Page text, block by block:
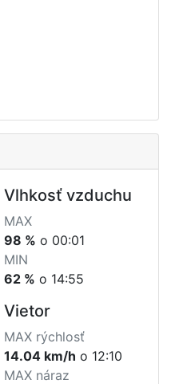
Vlhkosť vzduchu
MAX
98 % o 00:01
MIN
62 % o 14:55
Vietor
MAX rýchlosť
14.04 km/h o 12:10
MAX náraz